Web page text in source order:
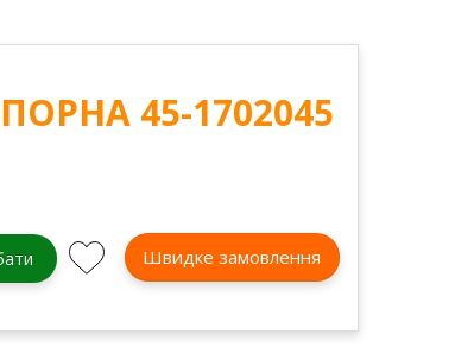
45-1702045
Швидке замовлення